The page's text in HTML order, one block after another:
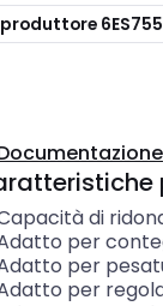
di
per
per
per